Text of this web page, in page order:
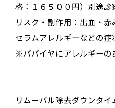
格：１６５００円）別途診
リスク・副作用：出血・
セラムアレルギーなどの症
※パパイヤにアレルギーの
リムーバル除去ダウンタイ